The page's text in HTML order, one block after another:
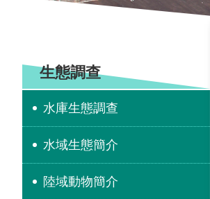
::: 生態調查
水庫生態調查
水域生態簡介
陸域動物簡介